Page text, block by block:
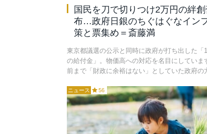
国民を刀で切りつけ2万円の絆
布…政府日銀のちぐはぐなイン
策と票集め＝斎藤満
東京都議選の公示と同時に政府が打ち出した「
の給付金」。物価高への対応を名目にしていま
前まで「財政に余裕はない」としていた政府の
ニュース 56